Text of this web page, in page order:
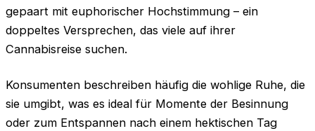
gepaart mit euphorischer Hochstimmung – ein
doppeltes Versprechen, das viele auf ihrer
Cannabisreise suchen.
Konsumenten beschreiben häufig die wohlige Ruhe, die
sie umgibt, was es ideal für Momente der Besinnung
oder zum Entspannen nach einem hektischen Tag